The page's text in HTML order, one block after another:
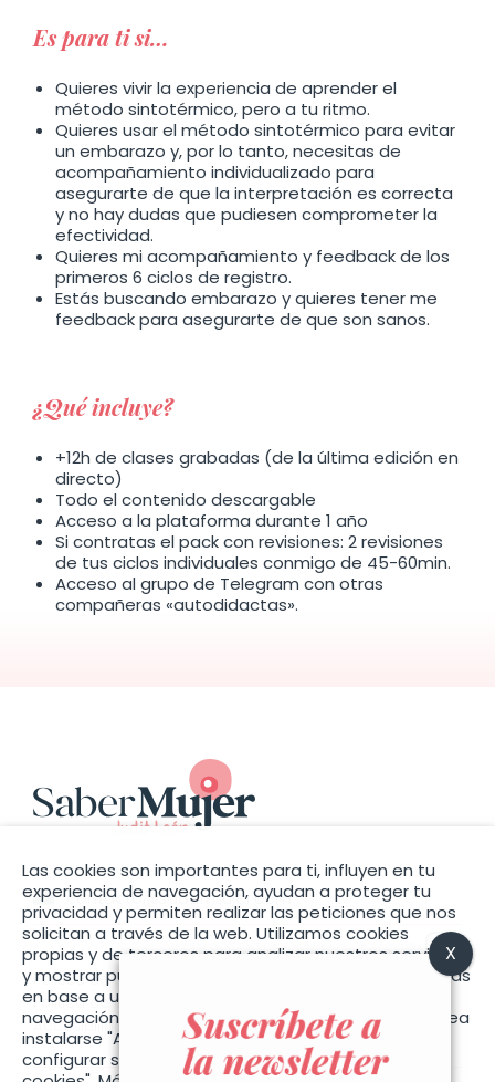
Identificación del día cúspide
¿Cómo lo identificamos?
Fiabilidad a la hora de identificar la
ovulación
Excepciones
Temperatura basal corporal
¿Qué es y qué indica?
¿Cómo medirla?
Termómetros basales
Identificación de la línea basal
¿Qué información nos aporta?
¿Cómo trazarla?
Excepciones
MÓDULO 4: Otros marcadores &
ciclicidad femenina
Palpación del cérvix
¿Qué información nos aporta?
Diferencias según la posición uterina
Es para ti si…
Quieres vivir la experiencia de aprender el
método sintotérmico, pero a tu ritmo.
Quieres usar el método sintotérmico para evitar
un embarazo y, por lo tanto, necesitas de
acompañamiento individualizado para
asegurarte de que la interpretación es correcta
y no hay dudas que pudiesen comprometer la
efectividad.
Quieres mi acompañamiento y feedback de los
primeros 6 ciclos de registro.
Estás buscando embarazo y quieres tener me
feedback para asegurarte de que son sanos.
¿Qué incluye?
+12h de clases grabadas (de la última edición en
directo)
Todo el contenido descargable
Acceso a la plataforma durante 1 año
Si contratas el pack con revisiones: 2 revisiones
de tus ciclos individuales conmigo de 45-60min.
Acceso al grupo de Telegram con otras
compañeras «autodidactas».
contacto@sabermujer.com
Política de privacidad
Política de cookies
Accesibilidad
Las cookies son importantes para ti, influyen en tu
experiencia de navegación, ayudan a proteger tu
privacidad y permiten realizar las peticiones que nos
solicitan a través de la web. Utilizamos cookies
propias y de terceros para analizar nuestros servicios
y mostrar publicidad relacionada con sus preferencias
en base a un perfil elaborado con sus hábitos de
navegación (por ejemplo, páginas visitadas). Si desea
instalarse "Aceptar cookies", o también puede
configurar sus preferencias pulsando "Configurar